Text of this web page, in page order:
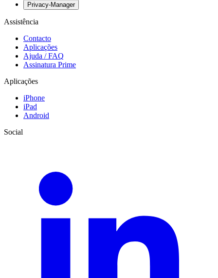
Privacy-Manager
Assistência
Contacto
Aplicações
Ajuda / FAQ
Assinatura Prime
Aplicações
iPhone
iPad
Android
Social